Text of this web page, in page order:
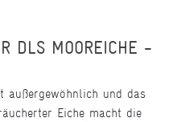
DLS MOOREICHE -
außergewöhnlich und das
Eiche macht die